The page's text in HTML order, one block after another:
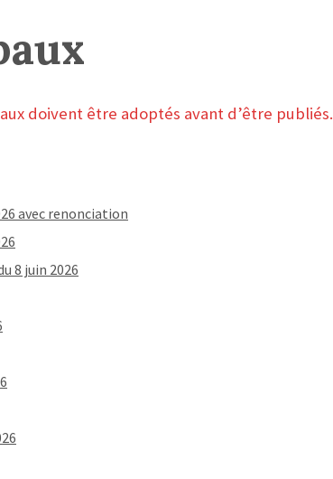
doivent être adoptés avant d’être publiés.
avec renonciation
8 juin 2026